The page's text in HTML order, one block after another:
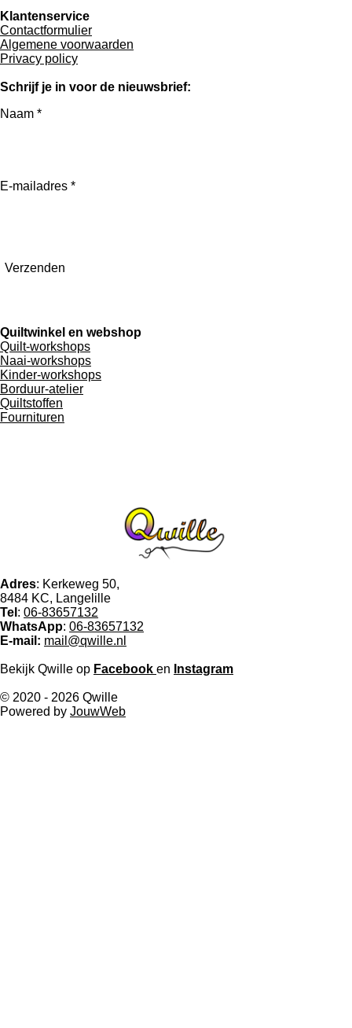
Klantenservice
Contactformulier
Algemene voorwaarden
Privacy policy
Schrijf je in voor de nieuwsbrief:
Naam *
E-mailadres *
Verzenden
Quiltwinkel en webshop
Quilt-workshops
Naai-workshops
Kinder-workshops
Borduur-atelier
Quiltstoffen
Fournituren
Adres: Kerkeweg 50,
8484 KC, Langelille
Tel : 06-83657132
WhatsApp: 06-83657132
E-mail: mail@qwille.nl
Bekijk Qwille op Facebook en Instagram
© 2020 - 2026 Qwille
Powered by JouwWeb